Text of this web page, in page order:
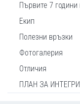
Първите 7
Екип
Полезни връзки
Фотогалерия
Отличия
ПЛАН ЗА